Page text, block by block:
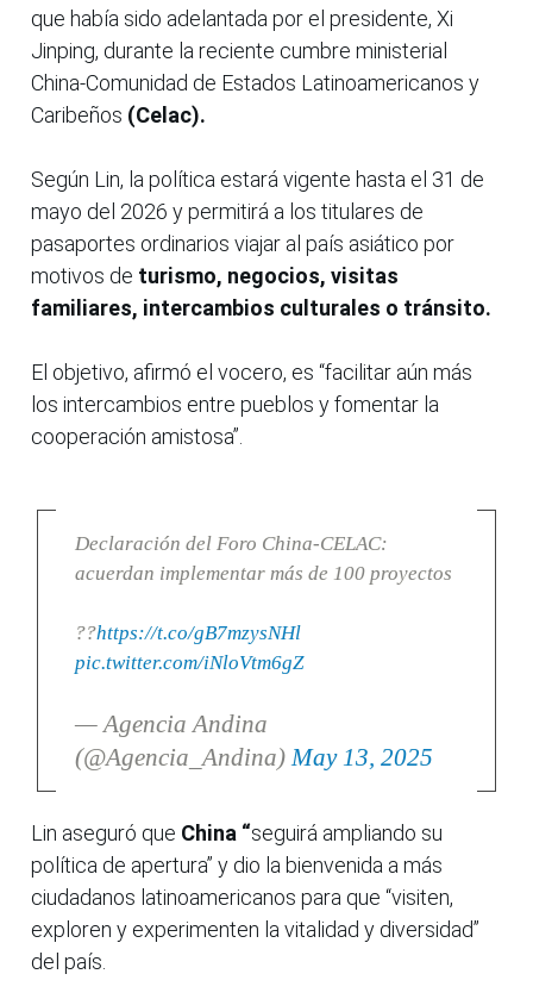
que había sido adelantada por el presidente, Xi
Jinping, durante la reciente cumbre ministerial
China-Comunidad de Estados Latinoamericanos y
Caribeños (Celac).
Según Lin, la política estará vigente hasta el 31 de
mayo del 2026 y permitirá a los titulares de
pasaportes ordinarios viajar al país asiático por
motivos de turismo, negocios, visitas
familiares, intercambios culturales o tránsito.
El objetivo, afirmó el vocero, es “facilitar aún más
los intercambios entre pueblos y fomentar la
cooperación amistosa”.
Declaración del Foro China-CELAC:
acuerdan implementar más de 100 proyectos
??https://t.co/gB7mzysNHl
pic.twitter.com/iNloVtm6gZ
— Agencia Andina
(@Agencia_Andina) May 13, 2025
Lin aseguró que China “seguirá ampliando su
política de apertura” y dio la bienvenida a más
ciudadanos latinoamericanos para que “visiten,
exploren y experimenten la vitalidad y diversidad”
del país.